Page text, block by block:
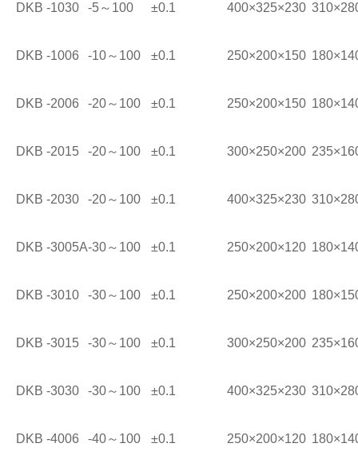
DKB -1030 -5～100 ±0.1 400×325×230
DKB -1006 -10～100 ±0.1 250×200×150
DKB -2006 -20～100 ±0.1 250×200×150
DKB -2015 -20～100 ±0.1 300×250×200
DKB -2030 -20～100 ±0.1 400×325×230
DKB -3005A-30～100 ±0.1 250×200×120
DKB -3010 -30～100 ±0.1 250×200×200
DKB -3015 -30～100 ±0.1 300×250×200
DKB -3030 -30～100 ±0.1 400×325×230
DKB -4006 -40～100 ±0.1 250×200×120